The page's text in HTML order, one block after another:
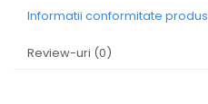
Informatii conformitate produs
Review-uri (0)